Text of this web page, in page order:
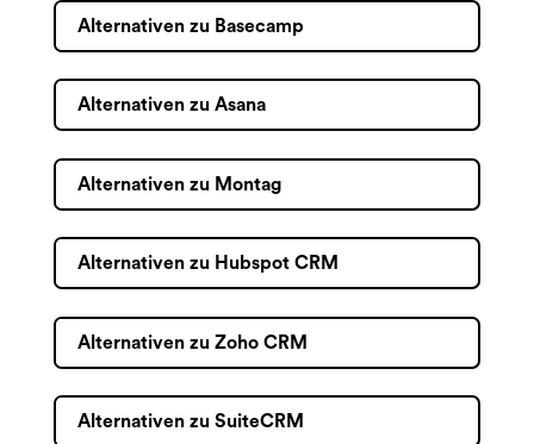
Alternativen zu Basecamp
Alternativen zu Asana
Alternativen zu Montag
Alternativen zu Hubspot CRM
Alternativen zu Zoho CRM
Alternativen zu SuiteCRM